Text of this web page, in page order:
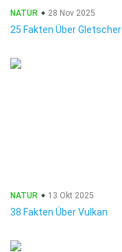
NATUR 28 Nov 2025
25 Fakten Über Gletscher
NATUR 13 Okt 2025
38 Fakten Über Vulkan